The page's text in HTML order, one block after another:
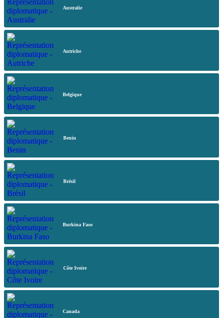
Australie
Autriche
Belgique
Benin
Brésil
Burkina Faso
Côte Ivoire
Canada